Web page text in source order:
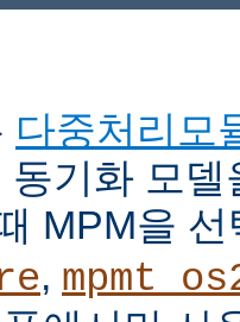
다중처리모
동기화 모
MPM을
,